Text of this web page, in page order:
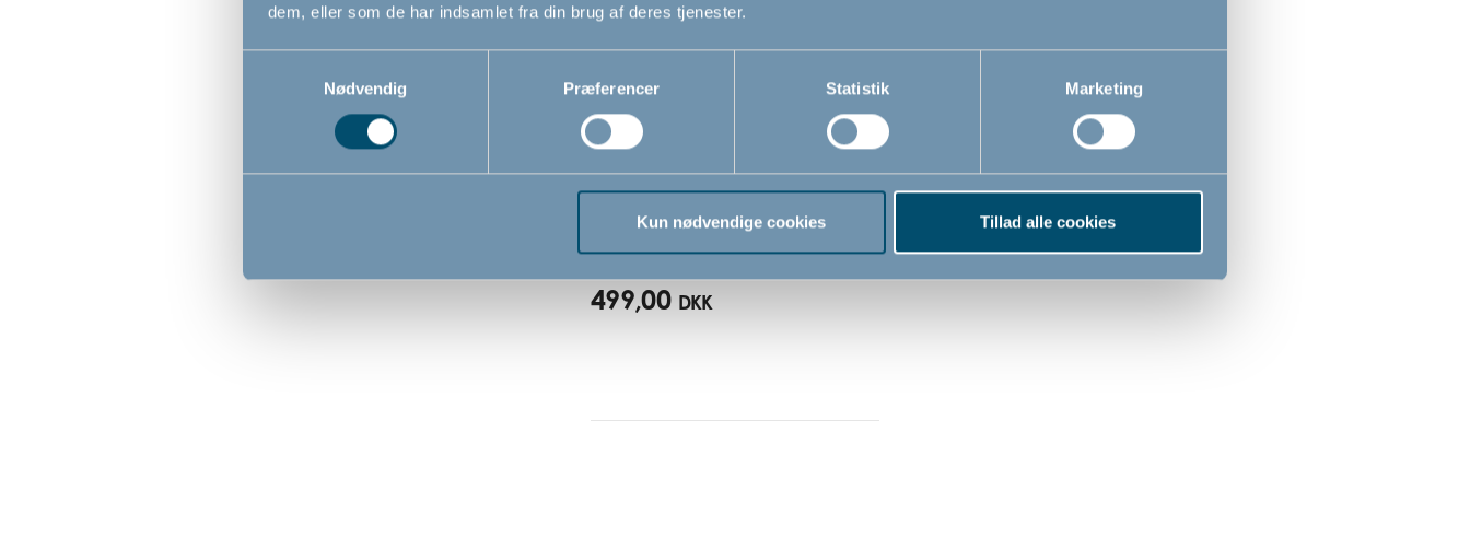
dem, eller som de har indsamlet fra din brug af deres tjenester.
Nødvendig
Præferencer Statistik Marketing
Kun nødvendige cookies Tillad alle cookies
Manhattan sengehest by
BabyDan
499,00 DKK